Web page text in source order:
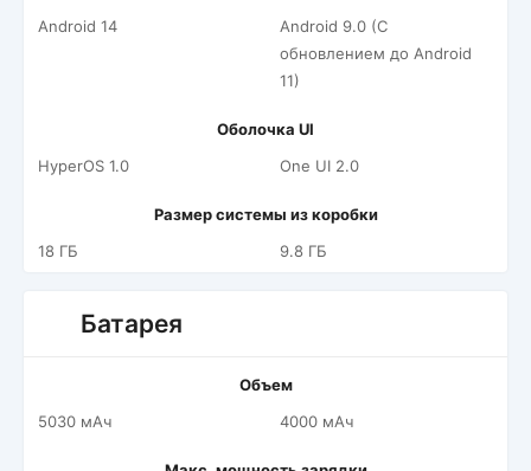
Android 14
Android 9.0 (С
обновлением до Android
11)
Оболочка UI
HyperOS 1.0
One UI 2.0
Размер системы из коробки
18 ГБ
9.8 ГБ
Батарея
Объем
5030 мАч
4000 мАч